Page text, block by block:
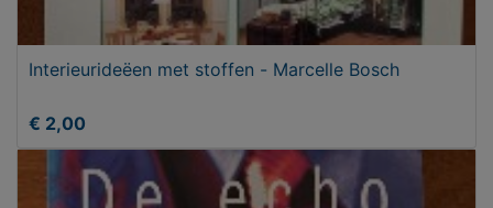
Interieurideëen met stoffen - Marcelle Bosch
€ 2,00